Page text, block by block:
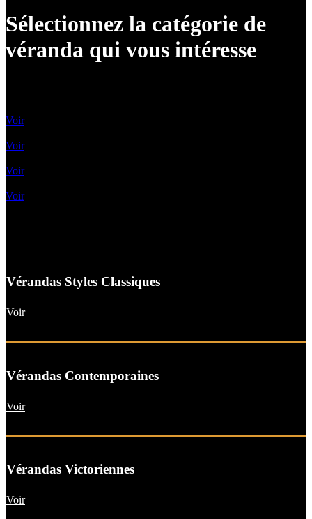
Sélectionnez la catégorie de
véranda qui vous intéresse
Voir
Voir
Voir
Voir
Vérandas Styles Classiques
Voir
Vérandas Contemporaines
Voir
Vérandas Victoriennes
Voir